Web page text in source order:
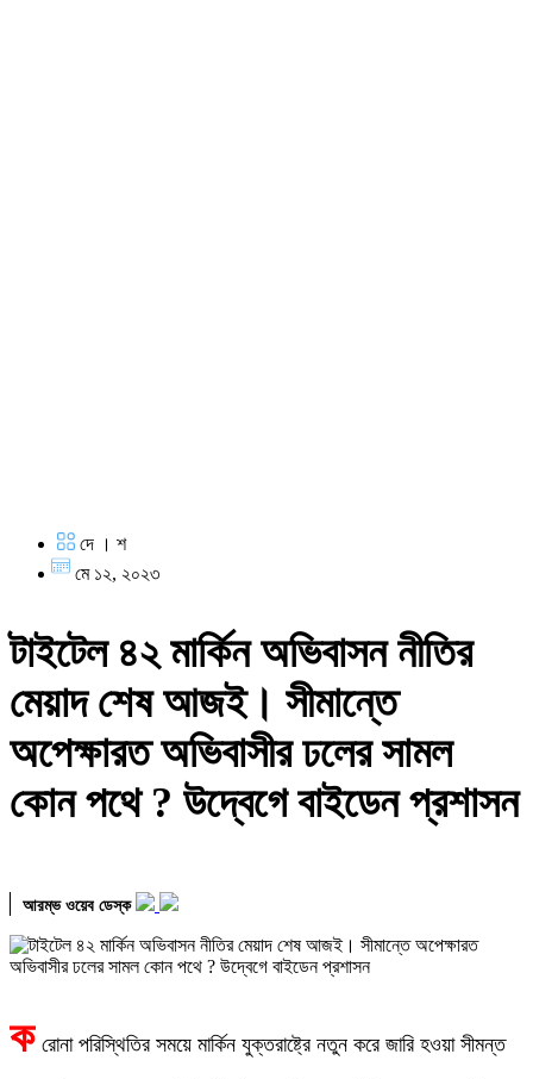
দে । শ
মে ১২, ২০২৩
টাইটেল ৪২ মার্কিন অভিবাসন নীতির
মেয়াদ শেষ আজই। সীমান্তে
অপেক্ষারত অভিবাসীর ঢলের সামল
কোন পথে ? উদ্বেগে বাইডেন প্রশাসন
আরম্ভ ওয়েব ডেস্ক
ক রোনা পরিস্থিতির সময়ে মার্কিন যুক্তরাষ্ট্রে নতুন করে জারি হওয়া সীমন্ত